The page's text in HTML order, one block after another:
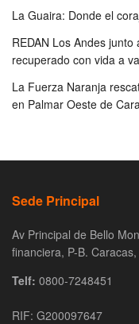
La Guaira: Donde el
REDAN Los Andes
recuperado con vida a
La Fuerza Naranja
en Palmar Oeste de
Sede Principal
Av Principal de Bello
financiera, P-B.
Telf: 0800-7248451
RIF: G200097647